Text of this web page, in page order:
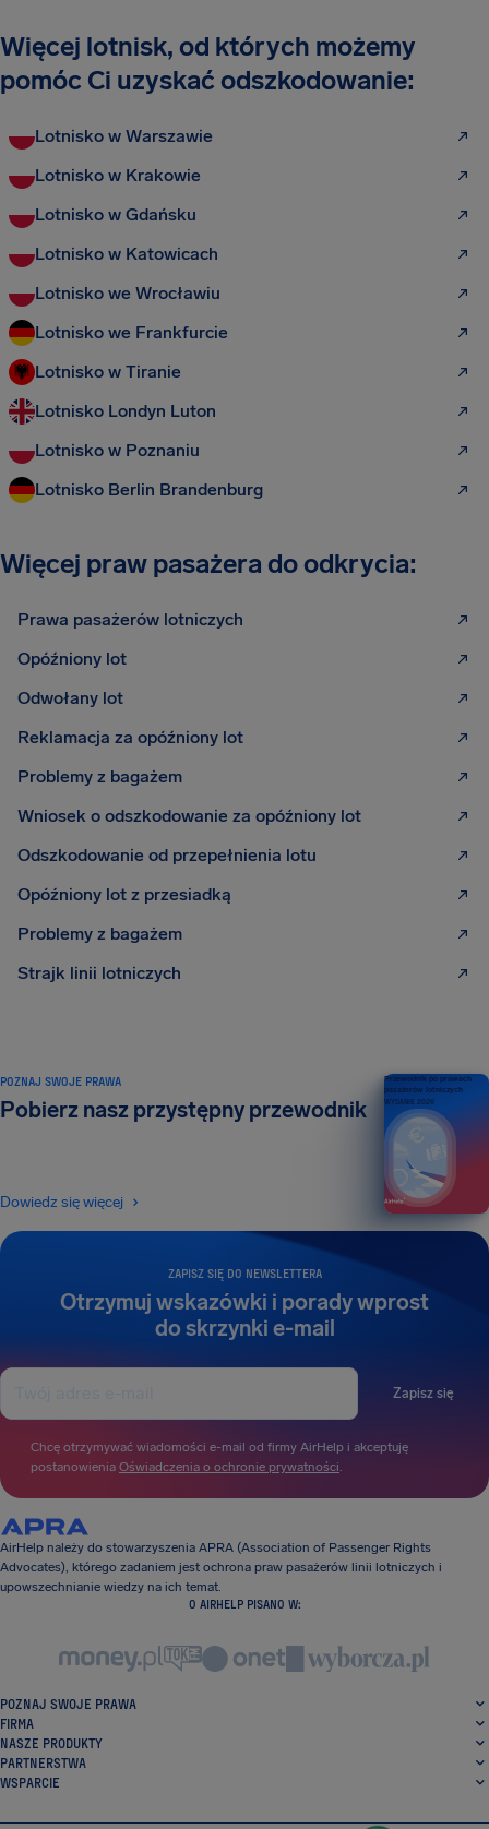
Więcej lotnisk, od których możemy
pomóc Ci uzyskać odszkodowanie:
Lotnisko w Warszawie
Lotnisko w Krakowie
Lotnisko w Gdańsku
Lotnisko w Katowicach
Lotnisko we Wrocławiu
Lotnisko we Frankfurcie
Lotnisko w Tiranie
Lotnisko Londyn Luton
Lotnisko w Poznaniu
Lotnisko Berlin Brandenburg
Więcej praw pasażera do odkrycia:
Prawa pasażerów lotniczych
Opóźniony lot
Odwołany lot
Reklamacja za opóźniony lot
Problemy z bagażem
Wniosek o odszkodowanie za opóźniony lot
Odszkodowanie od przepełnienia lotu
Opóźniony lot z przesiadką
Problemy z bagażem
Strajk linii lotniczych
ZAPISZ SIĘ DO NEWSLETTERA
Otrzymuj wskazówki i porady wprost
do skrzynki e-mail
Zapisz się
Chcę otrzymywać wiadomości e-mail od firmy AirHelp i akceptuję
postanowienia Oświadczenia o ochronie prywatności.
POZNAJ SWOJE PRAWA
Pobierz nasz przystępny przewodnik
Dowiedz się więcej
Przewodnik po prawach
pasażerów lotniczych
WYDANIE 2026
AirHelp należy do stowarzyszenia APRA (Association of Passenger Rights
Advocates), którego zadaniem jest ochrona praw pasażerów linii lotniczych i
upowszechnianie wiedzy na ich temat.
O AIRHELP PISANO W:
POZNAJ SWOJE PRAWA
FIRMA
NASZE PRODUKTY
PARTNERSTWA
WSPARCIE